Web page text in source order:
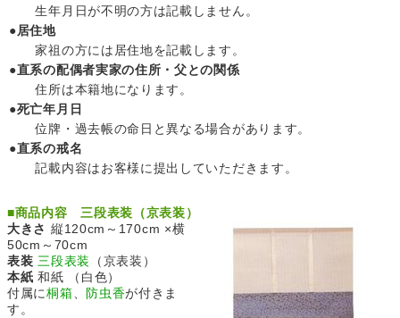
生年月日が不明の方は記載しません。
●居住地
家祖の方には居住地を記載します。
●直系の配偶者実家の住所・父との関係
住所は本籍地になります。
●死亡年月日
位牌・過去帳の命日と異なる場合があります。
●直系の戒名
記載内容はお客様に提出していただきます。
■商品内容 三段表装（京表装）
大きさ 縦120cm～170cm ×横
50cm～70cm
表装 三段表装
（京表装）
本紙 和紙 （白色）
付属に桐箱 防虫香が付きま
す。